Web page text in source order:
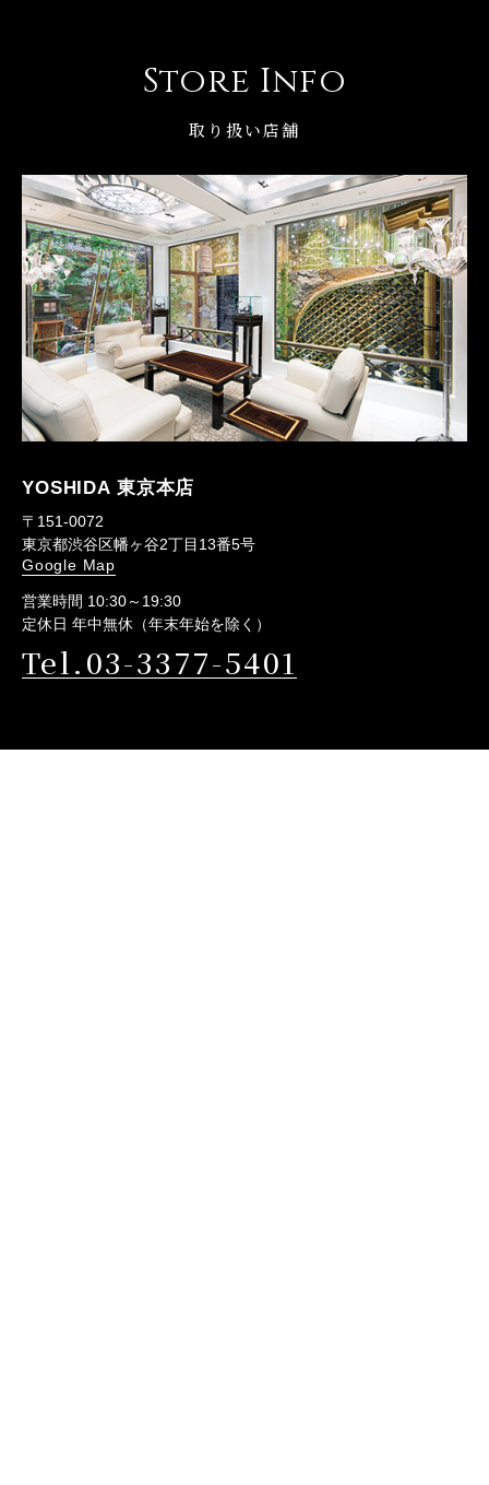
Store Info
取り扱い店舗
YOSHIDA 東京本店
〒151-0072
東京都渋谷区幡ヶ谷2丁目13番5号
Google Map
営業時間 10:30～19:30
定休日 年中無休（年末年始を除く）
Tel.03-3377-5401